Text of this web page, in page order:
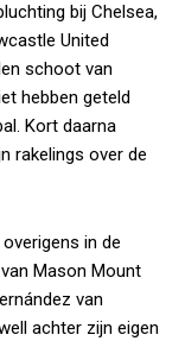
bij Chelsea,
United
schoot van
hebben geteld
Kort daarna
rakelings over de
in de
Mason Mount
van
achter zijn eigen